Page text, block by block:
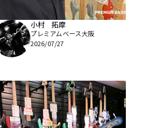
小村 拓摩
プレミアムベース大阪
2026/07/27